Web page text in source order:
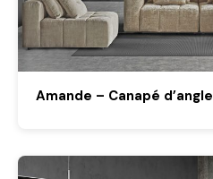
Amande – Canapé d’angle